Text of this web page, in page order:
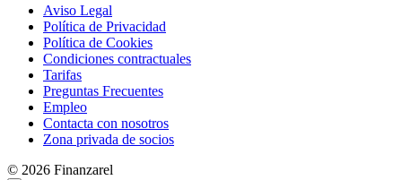
Aviso Legal
Política de Privacidad
Política de Cookies
Condiciones contractuales
Tarifas
Preguntas Frecuentes
Empleo
Contacta con nosotros
Zona privada de socios
© 2026 Finanzarel